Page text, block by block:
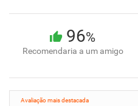
96%
Recomendaria a um amigo
Avaliação mais destacada